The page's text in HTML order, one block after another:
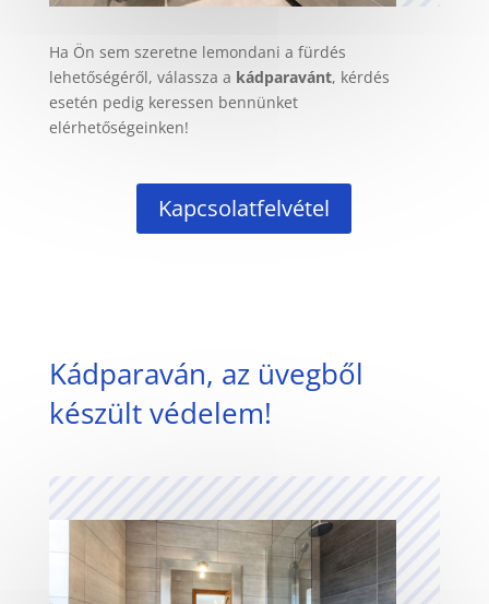
Ha Ön sem szeretne lemondani a fürdés
lehetőségéről, válassza a kádparavánt, kérdés
esetén pedig keressen bennünket
elérhetőségeinken!
Kapcsolatfelvétel
Kádparaván, az üvegből
készült védelem!